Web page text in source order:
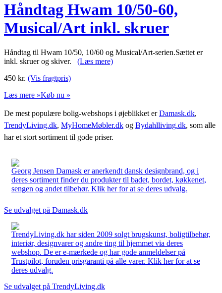
Håndtag Hwam 10/50-60,
Musical/Art inkl. skruer
Håndtag til Hwam 10/50, 10/60 og Musical/Art-serien.Sættet er
inkl. skruer og skiver. (Læs mere)
450 kr. (Vis fragtpris)
Læs mere »Køb nu »
De mest populære bolig-webshops i øjeblikket erDamask.dk,
TrendyLiving.dk, MyHomeMøbler.dk og Bydahlliving.dk, som alle
har et stort sortiment til gode priser.
Georg Jensen Damask er anerkendt dansk designbrand, og i
deres sortiment finder du produkter til badet, bordet, køkkenet,
sengen og andet tilbehør. Klik her for at se deres udvalg.
Se udvalget på Damask.dk
TrendyLiving.dk har siden 2009 solgt brugskunst, boligtilbehør,
interiør, designvarer og andre ting til hjemmet via deres
webshop. De er e-mærkede og har gode anmeldelser på
Trustpilot, foruden prisgaranti på alle varer. Klik her for at se
deres udvalg.
Se udvalget på TrendyLiving.dk